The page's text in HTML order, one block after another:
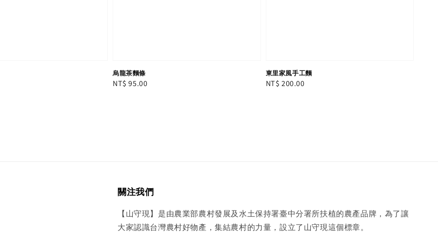
烏龍茶麵條
Regular
NT$ 95.00
東里家風手工麵
Regular
NT$ 200.00
關注我們
【山守現】是由農業部農村發展及水土保持署臺中分署所扶植的農產品牌，為了讓
大家認識台灣農村好物產，集結農村的力量，設立了山守現這個標章。